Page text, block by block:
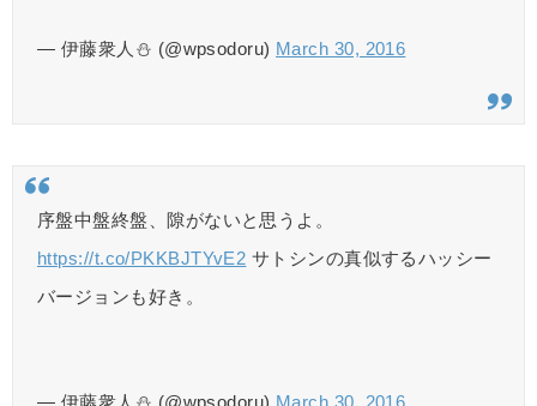
— 伊藤衆人⛄️ (@wpsodoru) March 30, 2016
序盤中盤終盤、隙がないと思うよ。
https://t.co/PKKBJTYvE2 サトシンの真似するハッシー
バージョンも好き。
— 伊藤衆人⛄️ (@wpsodoru) March 30, 2016